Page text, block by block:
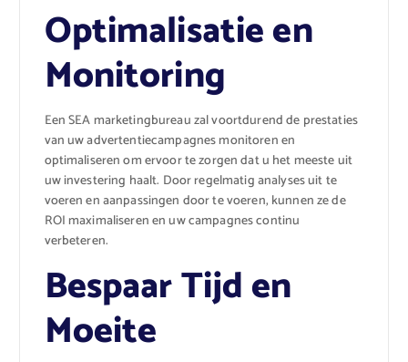
Optimalisatie en
Monitoring
Een SEA marketingbureau zal voortdurend de prestaties
van uw advertentiecampagnes monitoren en
optimaliseren om ervoor te zorgen dat u het meeste uit
uw investering haalt. Door regelmatig analyses uit te
voeren en aanpassingen door te voeren, kunnen ze de
ROI maximaliseren en uw campagnes continu
verbeteren.
Bespaar Tijd en
Moeite